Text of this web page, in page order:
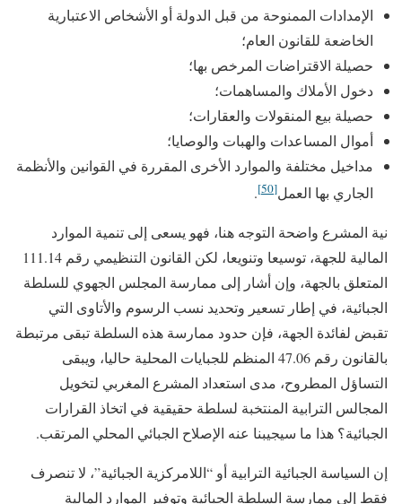
الإمدادات الممنوحة من قبل الدولة أو الأشخاص الاعتبارية
الخاضعة للقانون العام؛
حصيلة الاقتراضات المرخص بها؛
دخول الأملاك والمساهمات؛
حصيلة بيع المنقولات والعقارات؛
أموال المساعدات والهبات والوصايا؛
مداخيل مختلفة والموارد الأخرى المقررة في القوانين والأنظمة
الجاري بها العمل[50]
.
نية المشرع واضحة التوجه هنا، فهو يسعى إلى تنمية الموارد
المالية للجهة، توسيعا وتنويعا، لكن القانون التنظيمي رقم 111.14
المتعلق بالجهة، وإن أشار إلى ممارسة المجلس الجهوي للسلطة
الجبائية، في إطار تسعير وتحديد نسب الرسوم والأتاوى التي
تقبض لفائدة الجهة، فإن حدود ممارسة هذه السلطة تبقى مرتبطة
بالقانون رقم 47.06 المنظم للجبايات المحلية حاليا، ويبقى
التساؤل المطروح، مدى استعداد المشرع المغربي لتخويل
المجالس الترابية المنتخبة لسلطة حقيقية في اتخاذ القرارات
الجبائية؟ هذا ما سيجيبنا عنه الإصلاح الجبائي المحلي المرتقب.
إن السياسة الجبائية الترابية أو “اللامركزية الجبائية”، لا تنصرف
فقط إلى ممارسة السلطة الجبائية وتوفير الموارد المالية